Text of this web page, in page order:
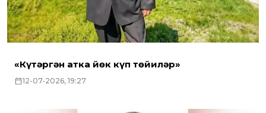
«Күтәргән атка йөк күп төйиләр»
12-07-2026, 19:27